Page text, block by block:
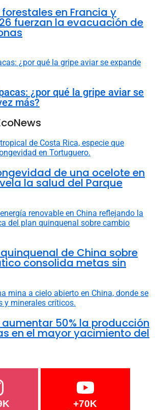
en Francia y
fuerzan la evacuación de
¿por qué la gripe aviar se
más?
de una ocelote en
la salud del Parque
de China sobre
consolida metas sin
50% la producción
en el mayor yacimiento del
+70K